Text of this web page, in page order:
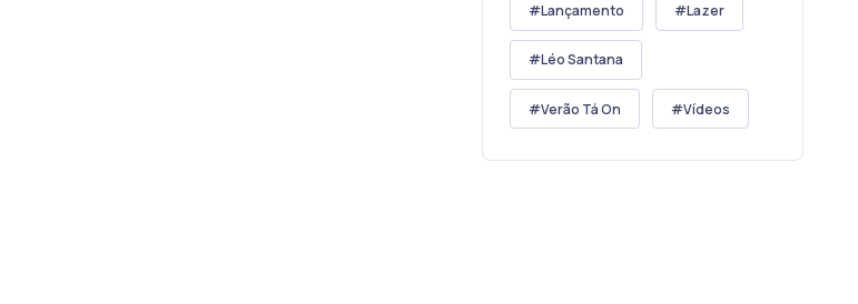
Lançamento Lazer
Léo Santana
Verão Tá On Vídeos